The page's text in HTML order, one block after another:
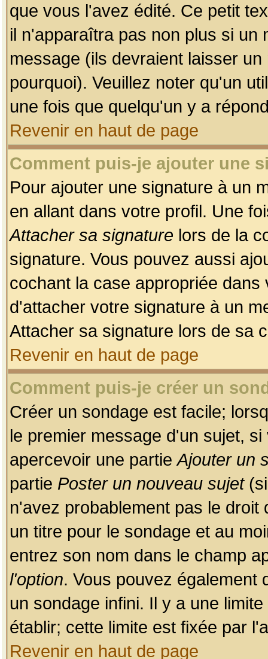
que vous l'avez édité. Ce petit
il n'apparaîtra pas non plus si un
message (ils devraient laisser
pourquoi). Veuillez noter qu'un
une fois que quelqu'un y a
Revenir en haut de page
Comment puis-je ajouter une
Pour ajouter une signature à un
en allant dans votre profil. Une
Attacher sa signature lors de la
signature. Vous pouvez aussi
cochant la case appropriée
d'attacher votre signature à un
Attacher sa signature lors de sa
Revenir en haut de page
Comment puis-je créer un
Créer un sondage est facile;
le premier message d'un sujet,
apercevoir une partieAjouter un
partie Poster un nouveau sujet(si
n'avez probablement pas le
un titre pour le sondage et au
entrez son nom dans le champ
l'option. Vous pouvez également
un sondage infini. Il y a une
établir; cette limite est fixée par
Revenir en haut de page